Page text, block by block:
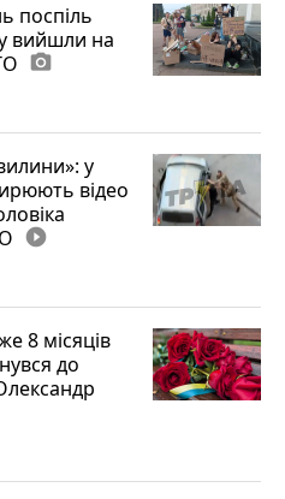
поспіль
вийшли на
photo_camera
у
відео
play_circle_filled
8 місяців
до